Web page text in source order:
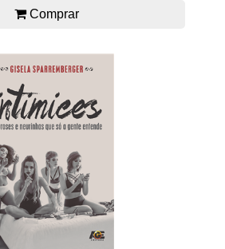
Comprar